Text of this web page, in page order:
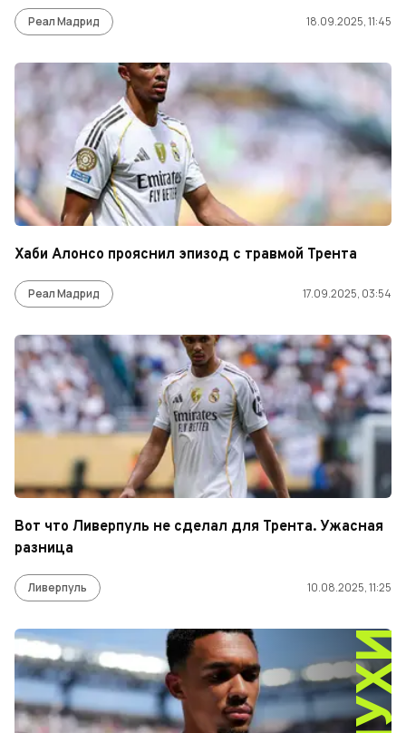
Реал Мадрид 18.09.2025, 11:45
Хаби Алонсо прояснил эпизод с травмой Трента
Реал Мадрид 17.09.2025, 03:54
Вот что Ливерпуль не сделал для Трента. Ужасная
разница
Ливерпуль 10.08.2025, 11:25